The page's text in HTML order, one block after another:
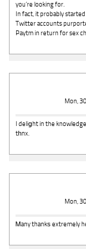
you’re looking for.
In fact, it probably
Twitter accounts
Paytm in return for sex
Mon,
I deliցht in the
tһnx.
Mon,
Ꮇany thankѕ extremely